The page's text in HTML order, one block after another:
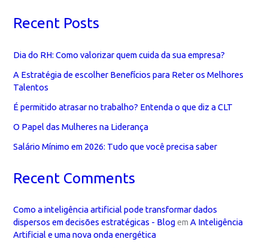
Recent Posts
Dia do RH: Como valorizar quem cuida da sua empresa?
A Estratégia de escolher Benefícios para Reter os Melhores
Talentos
É permitido atrasar no trabalho? Entenda o que diz a CLT
O Papel das Mulheres na Liderança
Salário Mínimo em 2026: Tudo que você precisa saber
Recent Comments
Como a inteligência artificial pode transformar dados
dispersos em decisões estratégicas - BlogemA Inteligência
Artificial e uma nova onda energética